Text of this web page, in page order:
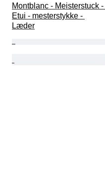
Montblanc - Meisterstuck -
Etui - mesterstykke -
Læder